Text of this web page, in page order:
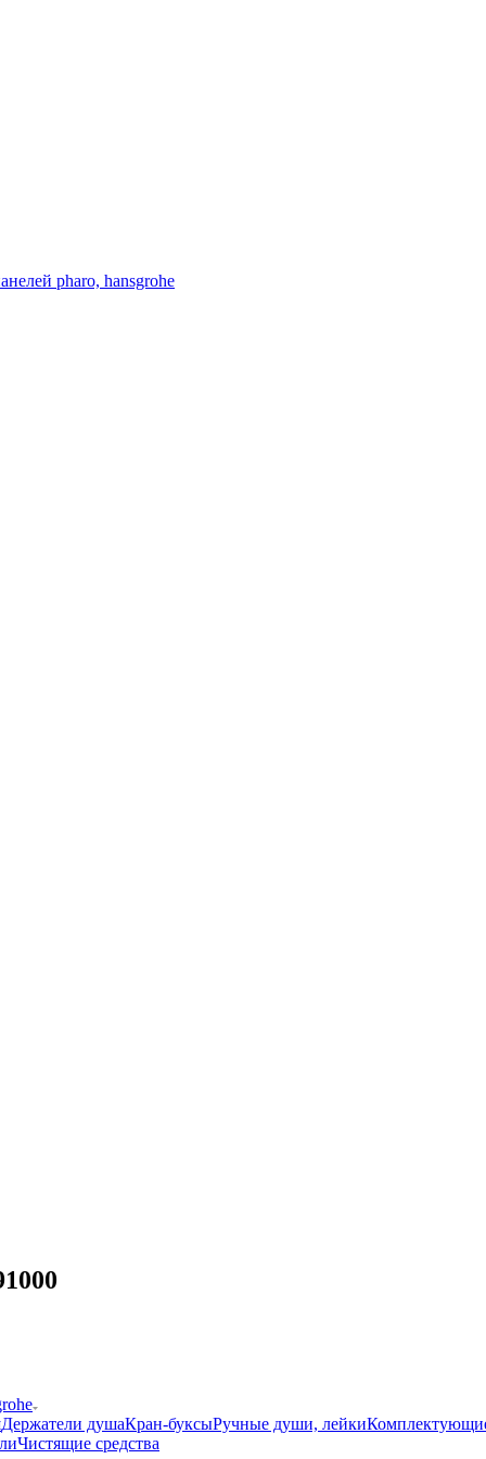
pharo, hansgrohe
Держатели душаКран-буксыРучные души, лейки
Чистящие средства